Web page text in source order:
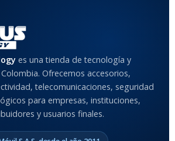
Anti-Shock
MODELO DE TABLETS
COMPATIBLES
es una tienda de tecnología y
Ofrecemos accesorios,
telecomunicaciones, seguridad
para empresas, instituciones,
y usuarios finales.